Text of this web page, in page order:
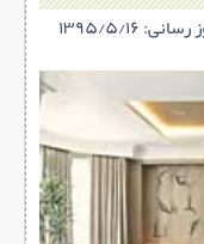
رسانی: